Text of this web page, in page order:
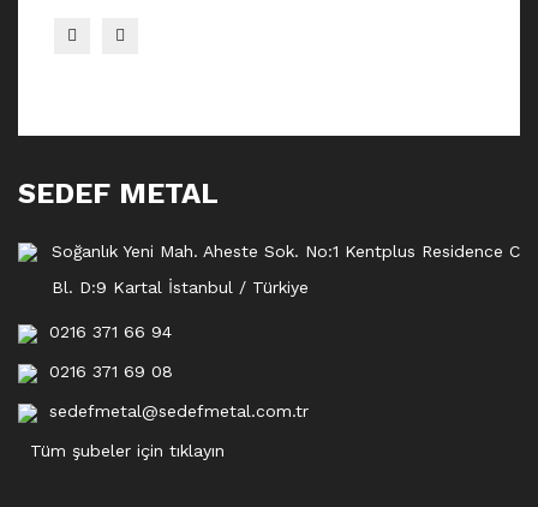
SEDEF METAL
Soğanlık Yeni Mah. Aheste Sok. No:1 Kentplus Residence C
Bl. D:9 Kartal İstanbul / Türkiye
0216 371 66 94
0216 371 69 08
sedefmetal@sedefmetal.com.tr
Tüm şubeler için tıklayın